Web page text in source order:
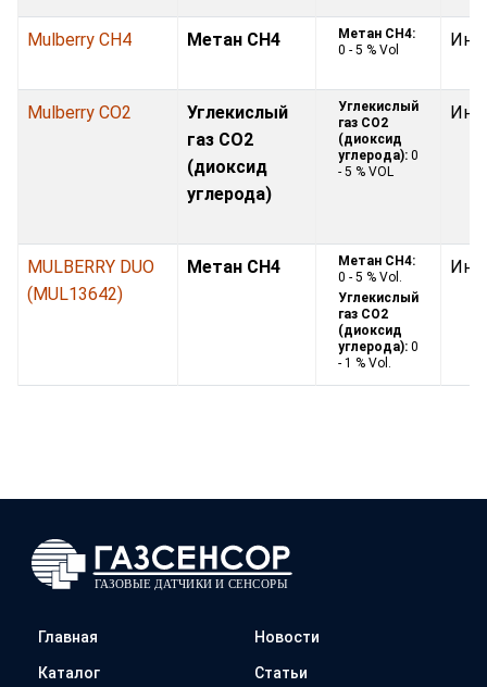
Mulberry CH4 Метан CH4
Метан CH4:
0 - 5 % Vol
Mulberry CO2
Углекислый
газ CO2
(диоксид
углерода)
Углекислый
газ CO2
(диоксид
углерода): 0
- 5 % VOL
MULBERRY DUO
(MUL13642)
Метан CH4
Метан CH4:
0 - 5 % Vol.
Углекислый
газ CO2
(диоксид
углерода): 0
- 1 % Vol.
Главная
Каталог
Новости
Статьи